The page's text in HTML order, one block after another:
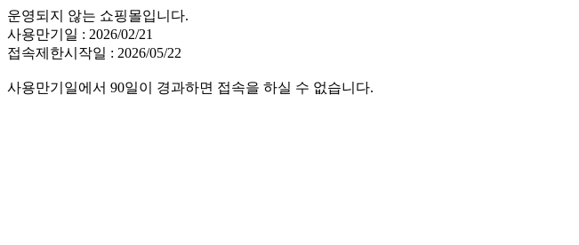
운영되지 않는 쇼핑몰입니다.
사용만기일 : 2026/02/21
접속제한시작일 : 2026/05/22
사용만기일에서 90일이 경과하면 접속을 하실 수 없습니다.